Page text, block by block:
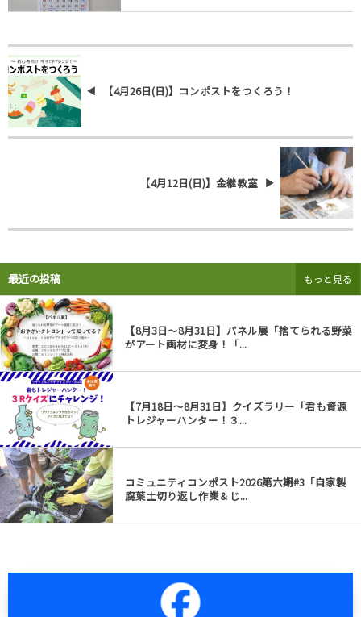
【4月26日(日)】コンポストをつくろう！
【4月12日(日)】金継教室
最近の投稿
【8月3日～8月31日】パネル展「捨てられる野菜
がアート画材に変身！「...
【7月18日～8月31日】クイズラリー「君も資源
トレジャーハンター！３...
コミュニティコンポスト2026第六期#3「自家製
腐葉土切り返し作業＆じ...
もっと見る